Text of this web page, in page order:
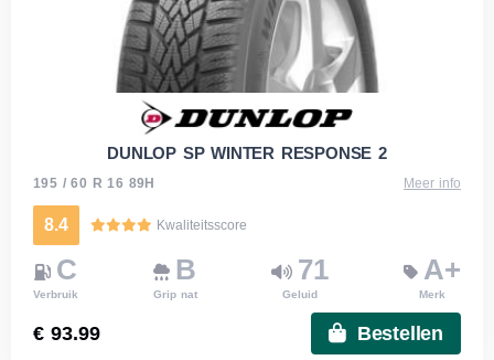
DUNLOP SP WINTER RESPONSE 2
195 / 60 R 16 89H Meer info
8.4 Kwaliteitsscore
C
Verbruik
B
Grip nat
71
Geluid
A+
Merk
€ 93.99 Bestellen